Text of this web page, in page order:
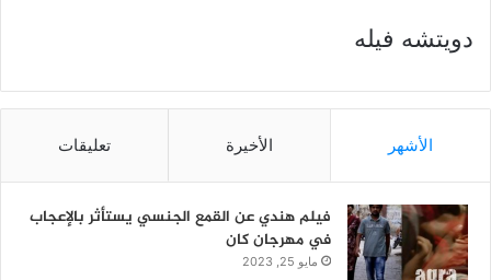
دويتشه فيله
الأشهر الأخيرة تعليقات
فيلم هندي عن القمع الجنسي يستأثر بالإعجاب
في مهرجان كان
مايو 25, 2023